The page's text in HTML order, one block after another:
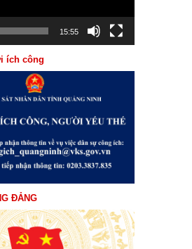
15:55
ích công
ĐẢNG